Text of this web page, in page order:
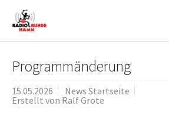
Skip to main navigation
Zum Hauptinhalt springen
Skip to page footer
Programmänderung
15.05.2026
News Startseite
Erstellt von Ralf Grote